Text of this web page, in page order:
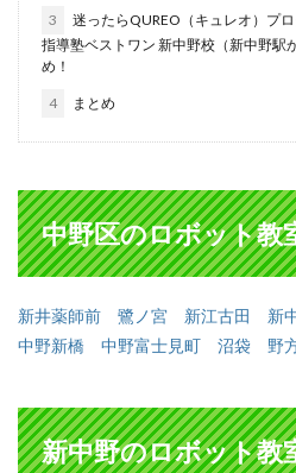
3
迷ったらQUREO（キュレオ）プ
指導塾ベストワン 新中野校（新中野駅
め！
4 まとめ
中野区のロボット教
新井薬師前 鷺ノ宮 新江古田 新
中野新橋
中野富士見町 沼袋 野
新中野のロボット教